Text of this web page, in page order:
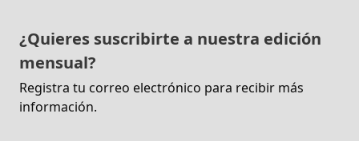
¿Quieres suscribirte a nuestra edición
mensual?
Registra tu correo electrónico para recibir más
información.